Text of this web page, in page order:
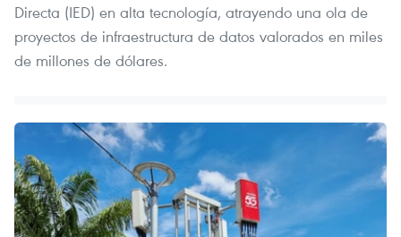
Directa (IED) en alta tecnología, atrayendo una ola de
proyectos de infraestructura de datos valorados en miles
de millones de dólares.